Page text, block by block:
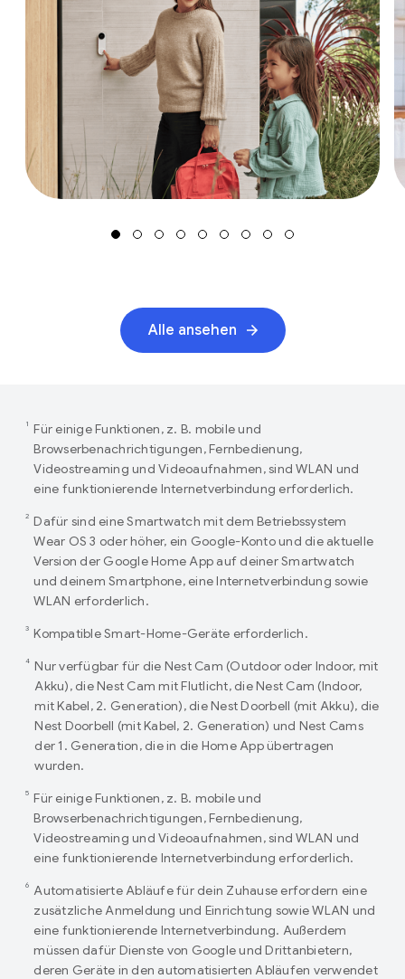
Alle ansehen
1
Für einige Funktionen, z. B. mobile und
Browserbenachrichtigungen, Fernbedienung,
Videostreaming und Videoaufnahmen, sind WLAN und
eine funktionierende Internetverbindung erforderlich.
2 Dafür sind eine Smartwatch mit dem Betriebssystem
Wear OS 3 oder höher, ein Google-Konto und die aktuelle
Version der Google Home App auf deiner Smartwatch
und deinem Smartphone, eine Internetverbindung sowie
WLAN erforderlich.
3 Kompatible Smart-Home-Geräte erforderlich.
4 Nur verfügbar für die Nest Cam (Outdoor oder Indoor, mit
Akku), die Nest Cam mit Flutlicht, die Nest Cam (Indoor,
mit Kabel, 2. Generation), die Nest Doorbell (mit Akku), die
Nest Doorbell (mit Kabel, 2. Generation) und Nest Cams
der 1. Generation, die in die Home App übertragen
wurden.
5 Für einige Funktionen, z. B. mobile und
Browserbenachrichtigungen, Fernbedienung,
Videostreaming und Videoaufnahmen, sind WLAN und
eine funktionierende Internetverbindung erforderlich.
6 Automatisierte Abläufe für dein Zuhause erfordern eine
zusätzliche Anmeldung und Einrichtung sowie WLAN und
eine funktionierende Internetverbindung. Außerdem
müssen dafür Dienste von Google und Drittanbietern,
deren Geräte in den automatisierten Abläufen verwendet